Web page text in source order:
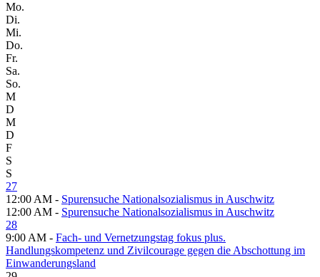
Mo.
Di.
Mi.
Do.
Fr.
Sa.
So.
M
D
M
D
F
S
S
27
12:00 AM - Spurensuche Nationalsozialismus in Auschwitz
12:00 AM - Spurensuche Nationalsozialismus in Auschwitz
28
9:00 AM - Fach- und Vernetzungstag fokus plus.
Handlungskompetenz und Zivilcourage gegen die Abschottung im
Einwanderungsland